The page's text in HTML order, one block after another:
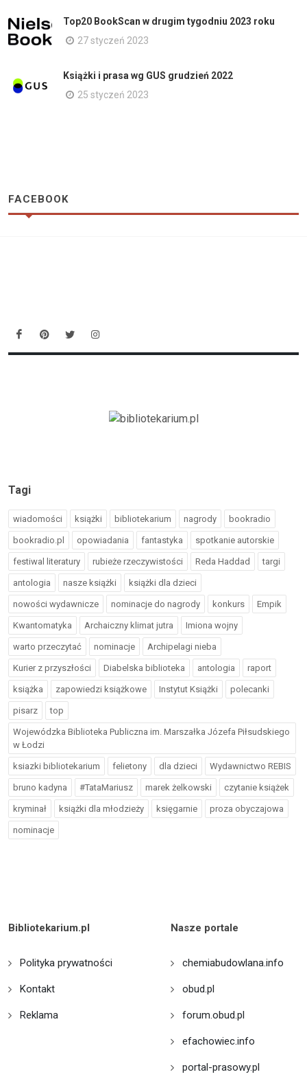
Top20 BookScan w drugim tygodniu 2023 roku
27 styczeń 2023
Książki i prasa wg GUS grudzień 2022
25 styczeń 2023
FACEBOOK
Tagi
wiadomości książki bibliotekarium nagrody bookradio
bookradio.pl opowiadania fantastyka spotkanie autorskie
festiwal literatury rubieże rzeczywistości Reda Haddad targi
antologia nasze książki książki dla dzieci
nowości wydawnicze nominacje do nagrody konkurs Empik
Kwantomatyka Archaiczny klimat jutra Imiona wojny
warto przeczytać nominacje Archipelagi nieba
Kurier z przyszłości Diabelska biblioteka antologia raport
książka zapowiedzi książkowe Instytut Książki polecanki
pisarz top
Wojewódzka Biblioteka Publiczna im. Marszałka Józefa Piłsudskiego
w Łodzi
ksiazki bibliotekarium felietony dla dzieci Wydawnictwo REBIS
bruno kadyna #TataMariusz marek żelkowski czytanie książek
kryminał książki dla młodzieży księgarnie proza obyczajowa
nominacje
Bibliotekarium.pl
Polityka prywatności
Kontakt
Reklama
Nasze portale
chemiabudowlana.info
obud.pl
forum.obud.pl
efachowiec.info
portal-prasowy.pl